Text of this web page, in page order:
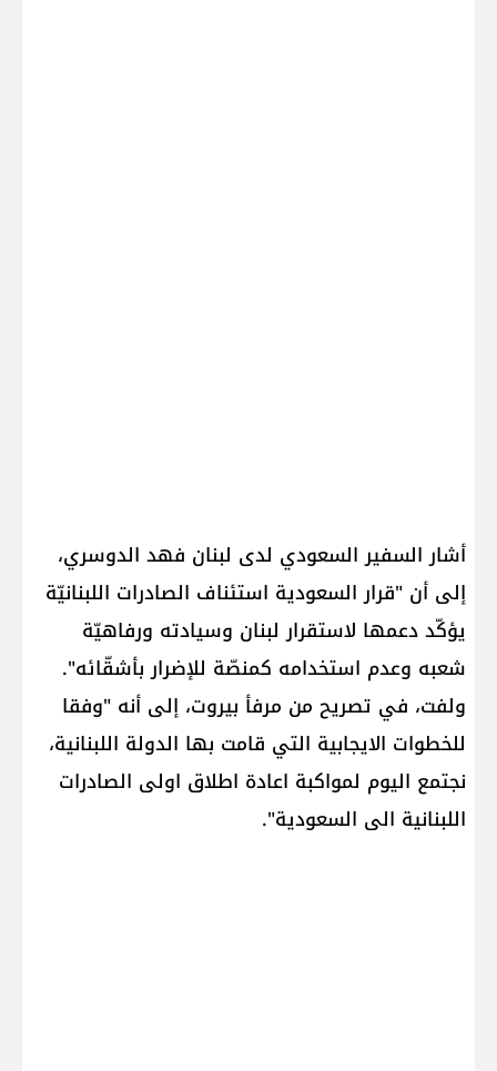
أشار السفير السعودي لدى ​لبنان​ ​فهد الدوسري​،
إلى أن "قرار السعودية استئناف الصادرات اللبنانيّة
يؤكّد دعمها لاستقرار لبنان وسيادته ورفاهيّة
شعبه وعدم استخدامه كمنصّة للإضرار بأشقّائه".
ولفت، في تصريح من مرفأ بيروت، إلى أنه "وفقا
للخطوات الايجابية التي قامت بها الدولة اللبنانية،
نجتمع اليوم لمواكبة اعادة اطلاق اولى الصادرات
اللبنانية الى السعودية".